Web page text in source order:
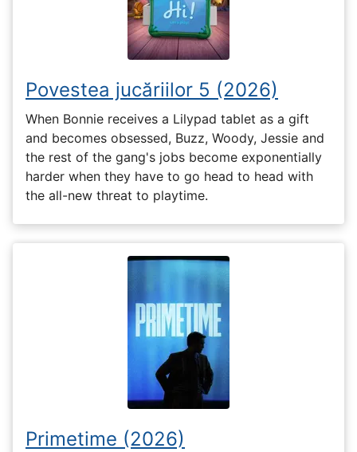
Povestea jucăriilor 5 (2026)
When Bonnie receives a Lilypad tablet as a gift
and becomes obsessed, Buzz, Woody, Jessie and
the rest of the gang's jobs become exponentially
harder when they have to go head to head with
the all-new threat to playtime.
Primetime (2026)